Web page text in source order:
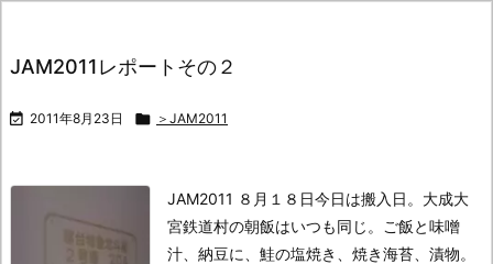
JAM2011レポートその２
 2011年8月23日  ＞JAM2011
JAM2011 ８月１８日今日は搬入日。 大成大
宮鉄道村の朝飯はいつも同じ。
ご飯と味噌
汁、納豆に、鮭の塩焼き、焼き海苔、漬物。